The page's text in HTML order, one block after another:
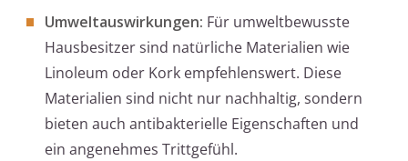
Umweltauswirkungen: Für umweltbewusste
Hausbesitzer sind natürliche Materialien wie
Linoleum oder Kork empfehlenswert. Diese
Materialien sind nicht nur nachhaltig, sondern
bieten auch antibakterielle Eigenschaften und
ein angenehmes Trittgefühl.